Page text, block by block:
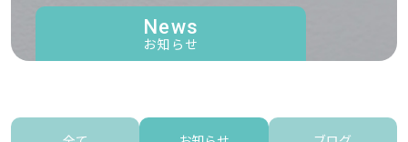
News
お知らせ